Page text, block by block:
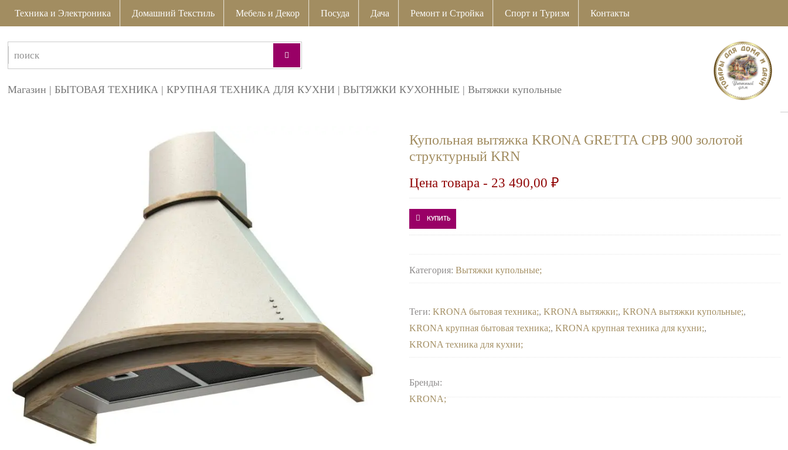
Техника и Электроника Домашний Текстиль Мебель и Декор Посуда Дача Ремонт и Стройка Спорт и Туризм Контакты
Магазин |БЫТОВАЯ ТЕХНИКА |КРУПНАЯ ТЕХНИКА ДЛЯ КУХНИ |ВЫТЯЖКИ КУХОННЫЕ |Вытяжки купольные
Купольная вытяжка KRONA GRETTA CPB 900 золотой
структурный KRN
Цена товара - 23 490,00₽
КУПИТЬ
Категория:Вытяжки купольные
Теги:KRONA бытовая техника ,KRONA вытяжки ,KRONA вытяжки купольные ,
KRONA крупная бытовая техника ,KRONA крупная техника для кухни ,
KRONA техника для кухни
Бренды:
KRONA